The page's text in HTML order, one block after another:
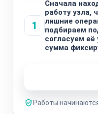
1
Сначала
работу узла,
лишние
подбираем
согласуем её
сумма
Работы